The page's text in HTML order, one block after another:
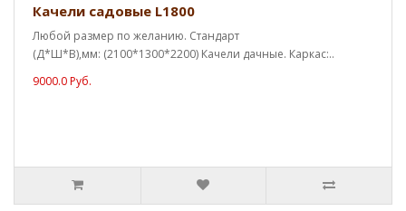
Качели садовые L1800
Любой размер по желанию. Стандарт
(Д*Ш*В),мм: (2100*1300*2200) Качели дачные. Каркас:..
9000.0 Руб.